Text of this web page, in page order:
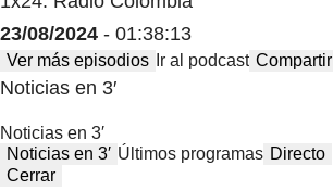
23/08/2024 - 01:38:13
Ver más episodios Ir al podcast Compartir
Noticias en 3′
Noticias en 3′
Noticias en 3′ Últimos programas Directo
Cerrar